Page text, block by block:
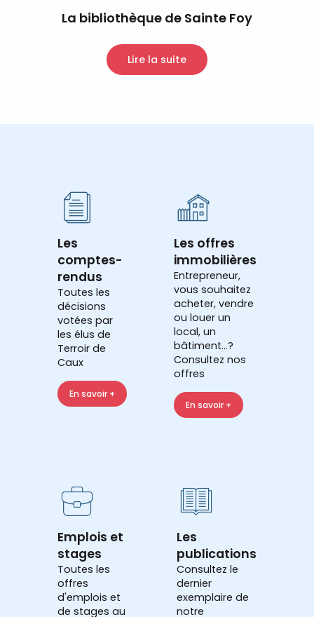
La bibliothèque de Sainte Foy
Lire la suite
Les
comptes-
rendus
Toutes les
décisions
votées par
les élus de
Terroir de
Caux
En savoir +
Les offres
immobilières
Entrepreneur,
vous souhaitez
acheter, vendre
ou louer un
local, un
bâtiment...?
Consultez nos
offres
En savoir +
Emplois et
stages
Toutes les
offres
d'emplois et
de stages au
Les
publications
Consultez le
dernier
exemplaire de
notre